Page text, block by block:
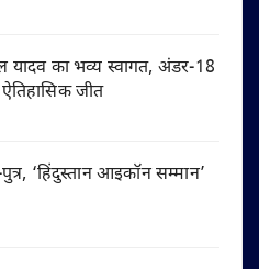
यादव का भव्य स्वागत, अंडर-18
जीत
‘हिंदुस्तान आइकॉन सम्मान’